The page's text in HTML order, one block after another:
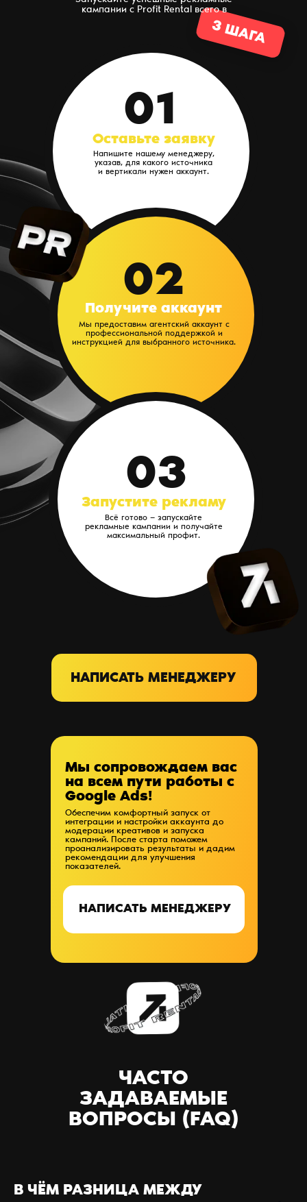
Получите аккаунт
3 ШАГА
02
кампании с Profit Rental всего в
Мы предоставим агентский аккаунт с
профессиональной поддержкой и
инструкцией для выбранного источника.
Запустите рекламу
03
Всё готово — запускайте
рекламные кампании и получайте
максимальный профит.
Оставьте заявку
01
Напишите нашему менеджеру,
указав, для какого источника
и вертикали нужен аккаунт.
НАПИСАТЬ МЕНЕДЖЕРУ
НАПИСАТЬ МЕНЕДЖЕРУ
Мы сопровождаем вас
на всем пути работы с
Google Ads!
Обеспечим комфортный запуск от
интеграции и настройки аккаунта до
модерации креативов и запуска
кампаний. После старта поможем
проанализировать результаты и дадим
рекомендации для улучшения
показателей.
ЧАСТО
ЗАДАВАЕМЫЕ
ВОПРОСЫ (FAQ)
В ЧЁМ РАЗНИЦА МЕЖДУ